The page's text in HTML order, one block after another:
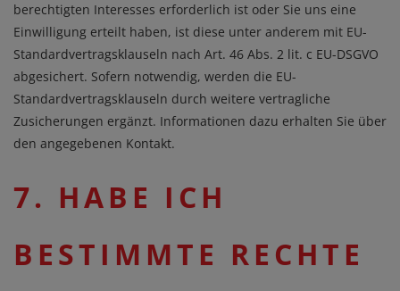
berechtigten Interesses erforderlich ist oder Sie uns eine
Einwilligung erteilt haben, ist diese unter anderem mit EU-
Standardvertragsklauseln nach Art. 46 Abs. 2 lit. c EU-DSGVO
abgesichert. Sofern notwendig, werden die EU-
Standardvertragsklauseln durch weitere vertragliche
Zusicherungen ergänzt. Informationen dazu erhalten Sie über
den angegebenen Kontakt.
7. HABE ICH
BESTIMMTE RECHTE